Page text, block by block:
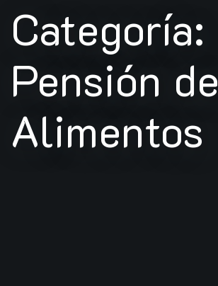
Categoría:
Pensión de
Alimentos